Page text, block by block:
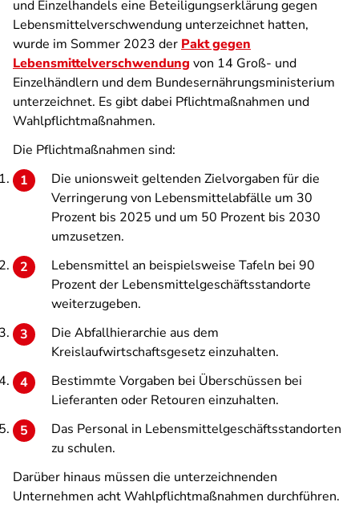
und Einzelhandels eine Beteiligungserklärung gegen
Lebensmittelverschwendung unterzeichnet hatten,
wurde im Sommer 2023 der Pakt gegen
Lebensmittelverschwendung von 14 Groß- und
Einzelhändlern und dem Bundesernährungsministerium
unterzeichnet. Es gibt dabei Pflichtmaßnahmen und
Wahlpflichtmaßnahmen.
Die Pflichtmaßnahmen sind:
Die unionsweit geltenden Zielvorgaben für die
Verringerung von Lebensmittelabfälle um 30
Prozent bis 2025 und um 50 Prozent bis 2030
umzusetzen.
Lebensmittel an beispielsweise Tafeln bei 90
Prozent der Lebensmittelgeschäftsstandorte
weiterzugeben.
Die Abfallhierarchie aus dem
Kreislaufwirtschaftsgesetz einzuhalten.
Bestimmte Vorgaben bei Überschüssen bei
Lieferanten oder Retouren einzuhalten.
Das Personal in Lebensmittelgeschäftsstandorten
zu schulen.
Darüber hinaus müssen die unterzeichnenden
Unternehmen acht Wahlpflichtmaßnahmen durchführen.